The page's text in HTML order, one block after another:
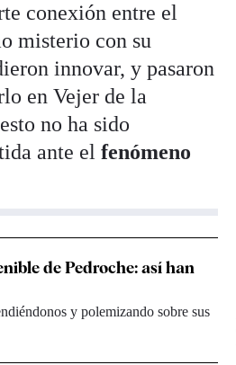
conexión entre el
misterio con su
innovar, y pasaron
en Vejer de la
no ha sido
ante elfenómeno
de Pedroche: así han
y polemizando sobre sus